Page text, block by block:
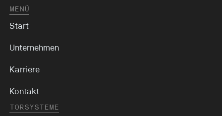
MENÜ
Start
Unternehmen
Karriere
Kontakt
TORSYSTEME